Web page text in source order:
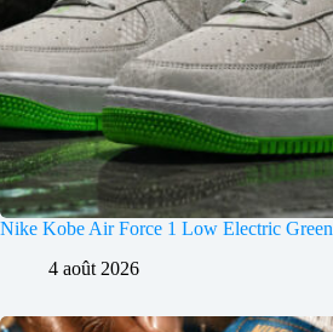
Nike Kobe Air Force 1 Low Electric Green
4 août 2026